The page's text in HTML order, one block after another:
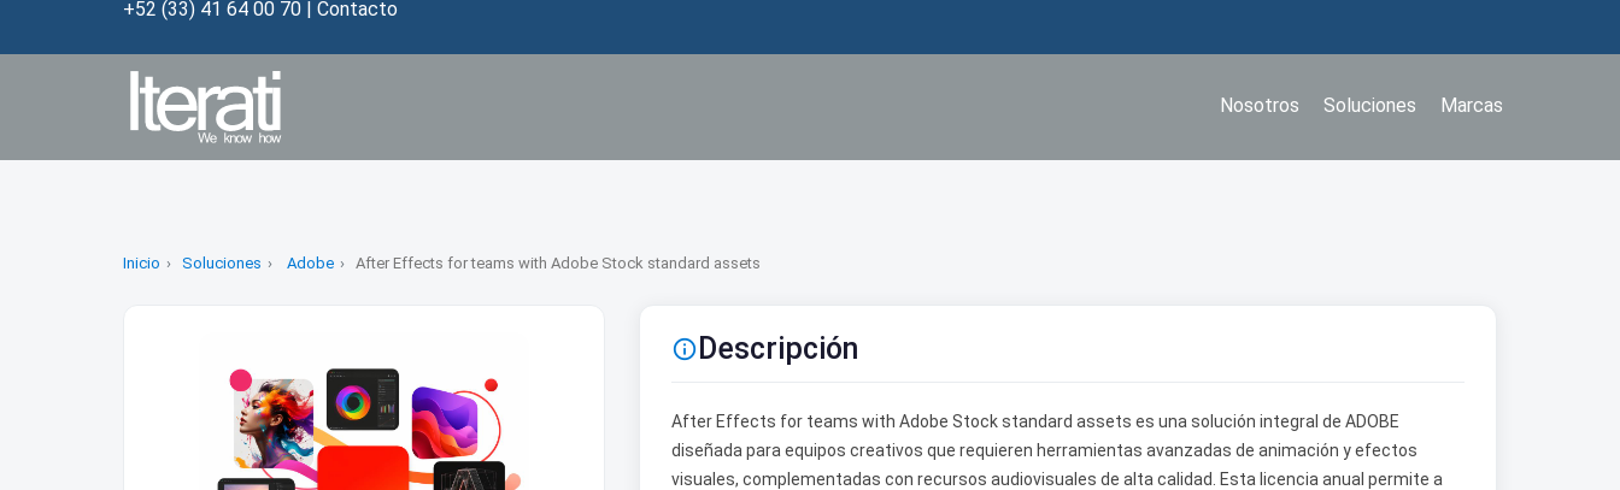
+52 (33) 41 64 00 70 | Contacto
Marcas
Soluciones
Nosotros
Inicio Soluciones Adobe After Effects for teams with Adobe Stock standard assets
 Descripción
After Effects for teams with Adobe Stock standard assets es una solución integral de ADOBE
diseñada para equipos creativos que requieren herramientas avanzadas de animación y efectos
visuales, complementadas con recursos audiovisuales de alta calidad. Esta licencia anual permite a